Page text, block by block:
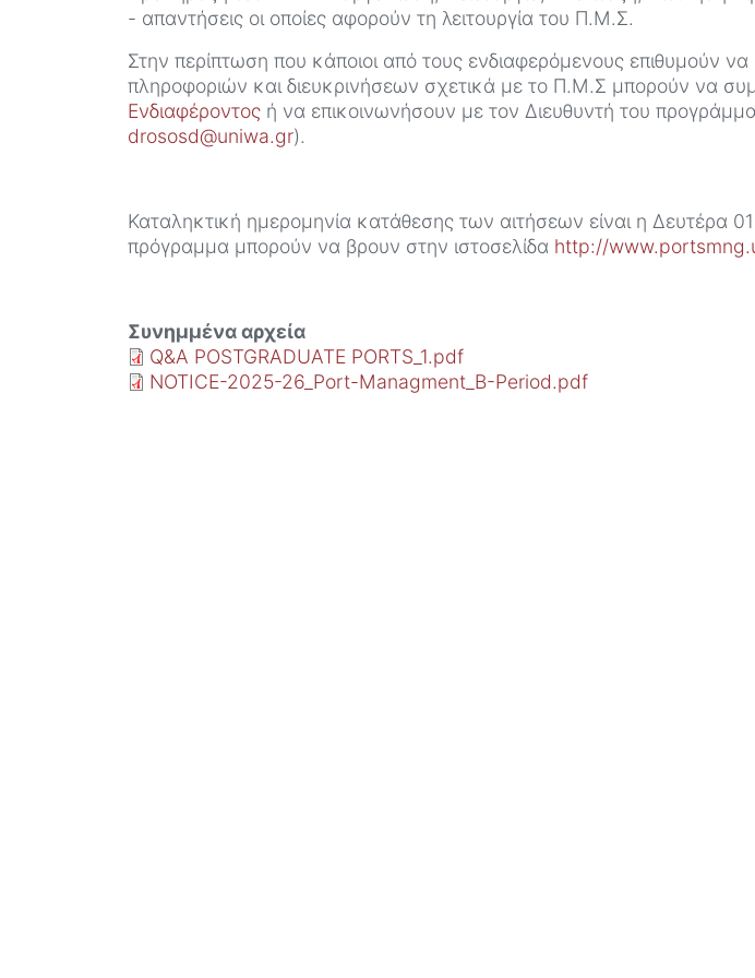
- απαντήσεις οι οποίες αφορούν τη λειτουργία του Π.Μ.Σ.
Στην περίπτωση που κάποιοι από τους ενδιαφερόμενους επιθυμούν
πληροφοριών και διευκρινήσεων σχετικά με το Π.Μ.Σ μπορούν να
Ενδιαφέροντος ή να επικοινωνήσουν με τον Διευθυντή του
drososd@uniwa.gr).
Καταληκτική ημερομηνία κατάθεσης των αιτήσεων είναι η Δευτέρα
πρόγραμμα μπορούν να βρουν στην ιστοσελίδα http://
Συνημμένα αρχεία
Q&A POSTGRADUATE PORTS_1.pdf
NOTICE-2025-26_Port-Managment_B-Period.pdf